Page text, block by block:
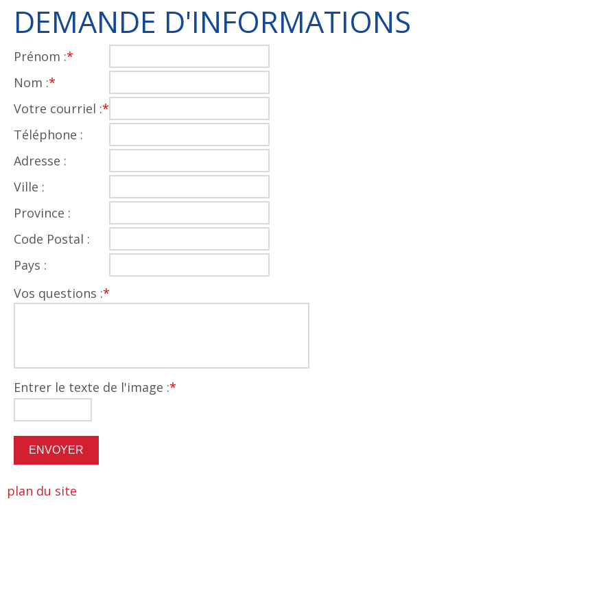
DEMANDE D'INFORMATIONS
Prénom :*
Nom :*
Votre courriel :*
Téléphone :
Adresse :
Ville :
Province :
Code Postal :
Pays :
Vos questions :*
Entrer le texte de l'image :*
plan du site